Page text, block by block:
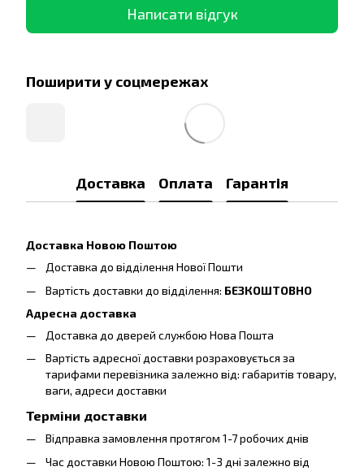
Написати відгук
Поширити у соцмережах
Доставка Оплата Гарантія
Доставка Новою Поштою
Доставка до відділення Нової Пошти
Вартість доставки до відділення: БЕЗКОШТОВНО
Адресна доставка
Доставка до дверей службою Нова Пошта
Вартість адресної доставки розраховується за
тарифами перевізника залежно від: габаритів товару,
ваги, адреси доставки
Терміни доставки
Відправка замовлення протягом 1-7 робочих днів
Час доставки Новою Поштою: 1-3 дні залежно від